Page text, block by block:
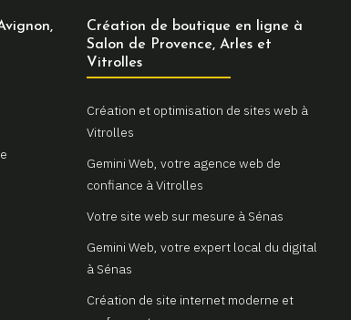
Création de boutique en ligne à
Salon de Provence, Arles et
Vitrolles
Création et optimisation de sites web à
Vitrolles
Gemini Web, votre agence web de
confiance à Vitrolles
Votre site web sur mesure à Sénas
Gemini Web, votre expert local du digital
à Sénas
Création de site internet moderne et